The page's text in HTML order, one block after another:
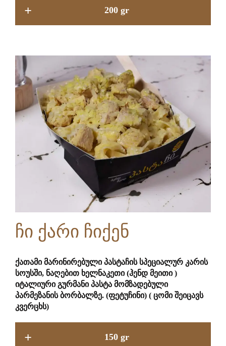
+ 200 gr
ჩი ქარი ჩიქენ
ქათამი მარინირებული პასტაჩის სპეციალურ კარის
სოუსში, ნაღებით ხელნაკეთი (ჰენდ მეითი )
იტალიური გურმანი პასტა მომზადებული
პარმეზანის ბორბალზე. (ფეტუჩინი) ( ცომი შეიცავს
კვერცხს)
+ 150 gr